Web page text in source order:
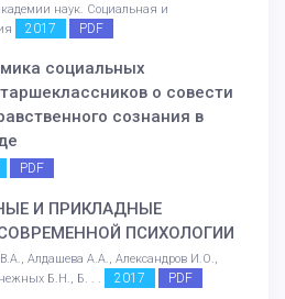
наук. Социальная и
2017 PDF
социальных
о совести
сознания в
PDF
И ПРИКЛАДНЫЕ
ПСИХОЛОГИИ
Алдашева А.А., Александров И.О.,
Б.Н., Б. . .
2017 PDF